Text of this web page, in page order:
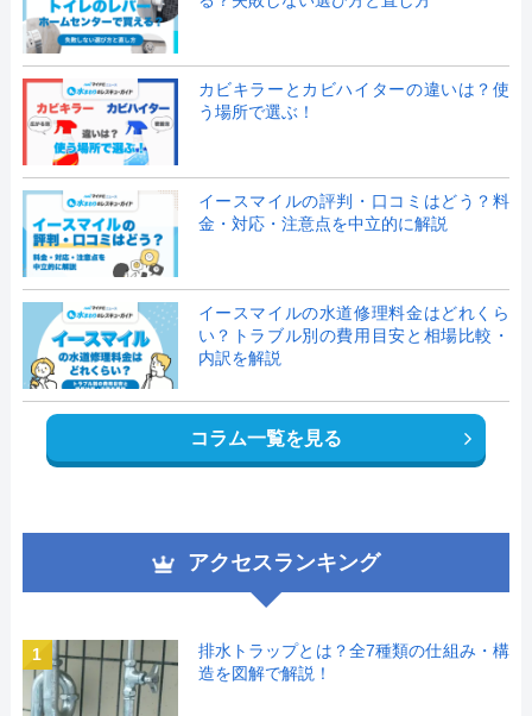
カビキラーとカビハイターの違いは？使
う場所で選ぶ！
イースマイルの評判・口コミはどう？料
金・対応・注意点を中立的に解説
イースマイルの水道修理料金はどれくら
い？トラブル別の費用目安と相場比較・
内訳を解説
コラム一覧を見る
アクセスランキング
1
排水トラップとは？全7種類の仕組み・構
造を図解で解説！